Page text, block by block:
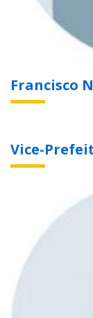
Francisco
Vice-